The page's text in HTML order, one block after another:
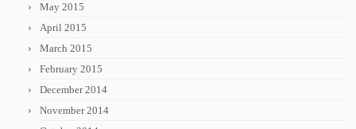
May 2015
April 2015
March 2015
February 2015
December 2014
November 2014